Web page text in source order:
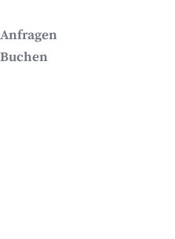
Anfragen
Buchen